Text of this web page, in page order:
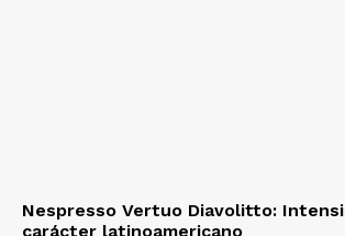
Nespresso Vertuo Diavolitto:
carácter latinoamericano